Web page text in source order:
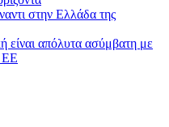
στην Ελλάδα της
είναι απόλυτα ασύμβατη με
ΕΕ